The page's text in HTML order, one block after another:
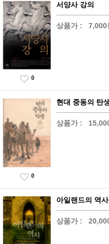
서양사 강의
상품가 : 7,000
0
현대 중동의 탄
상품가 :
0
아일랜드의 역사
상품가 :